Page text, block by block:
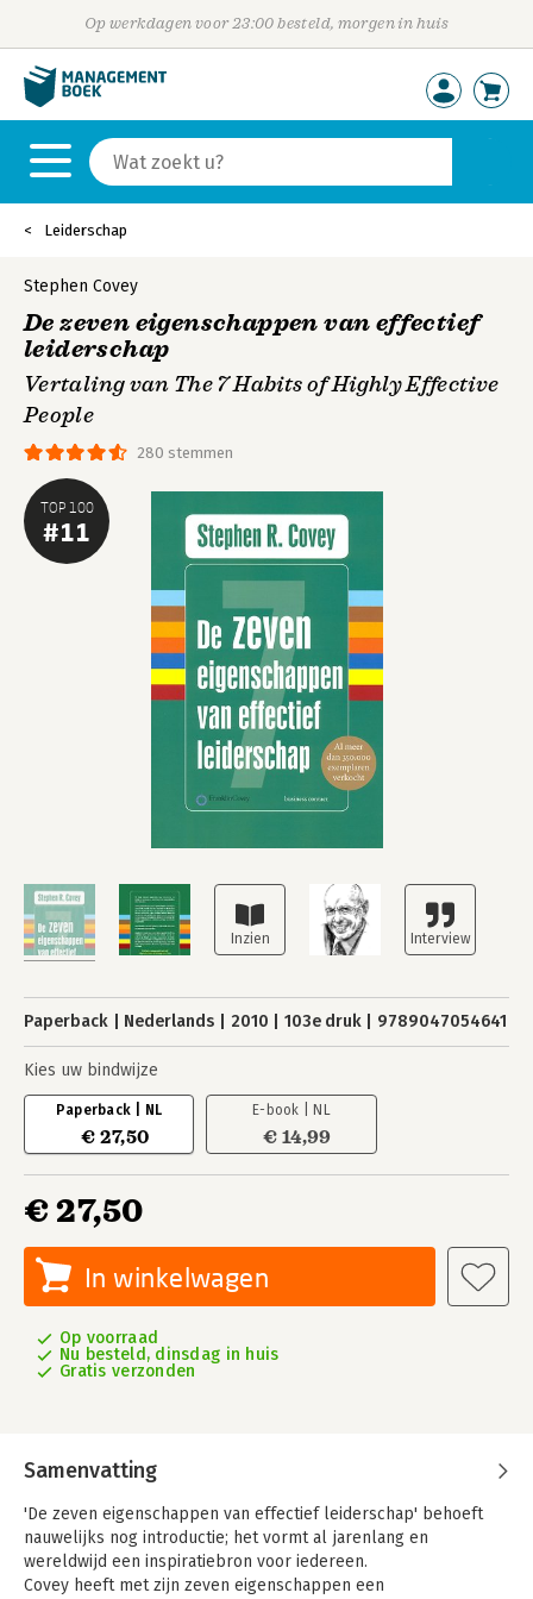
Op werkdagen voor 23:00 besteld, morgen in huis
Leiderschap
TOP 100
#11
280 stemmen
Stephen Covey
De zeven eigenschappen van effectief
leiderschap
Vertaling van The 7 Habits of Highly Effective
People
Paperback Nederlands 2010 103e druk 9789047054641
Kies uw bindwijze
Paperback | NL
€ 27,50
E-book | NL
€ 14,99
€ 27,50
In winkelwagen
Op voorraad
Nu besteld, dinsdag in huis
Gratis verzonden
Samenvatting
'De zeven eigenschappen van effectief leiderschap' behoeft
nauwelijks nog introductie; het vormt al jarenlang en
wereldwijd een inspiratiebron voor iedereen.
Covey heeft met zijn zeven eigenschappen een